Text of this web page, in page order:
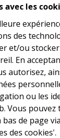
avec les
des
et/ou
En
autorisez,
ou les
Vous
de page
des cookies'.
110 m²
du
cette
par
potentiel.
elle se
d’une salle